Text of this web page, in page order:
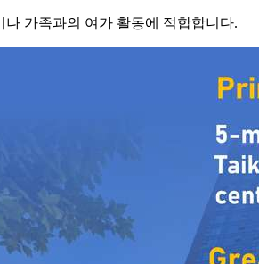
나 가족과의 여가 활동에 적합합니다.